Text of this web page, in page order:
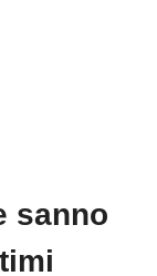
sanno